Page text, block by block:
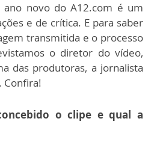
ano novo do A12.com é um
e de crítica. E para saber
transmitida e o processo
o diretor do vídeo,
das produtoras, a jornalista
Confira!
o clipe e qual a